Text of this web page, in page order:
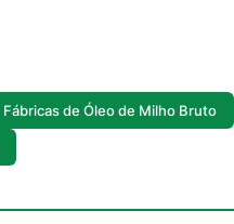
Fábricas de Óleo de Milho Bruto